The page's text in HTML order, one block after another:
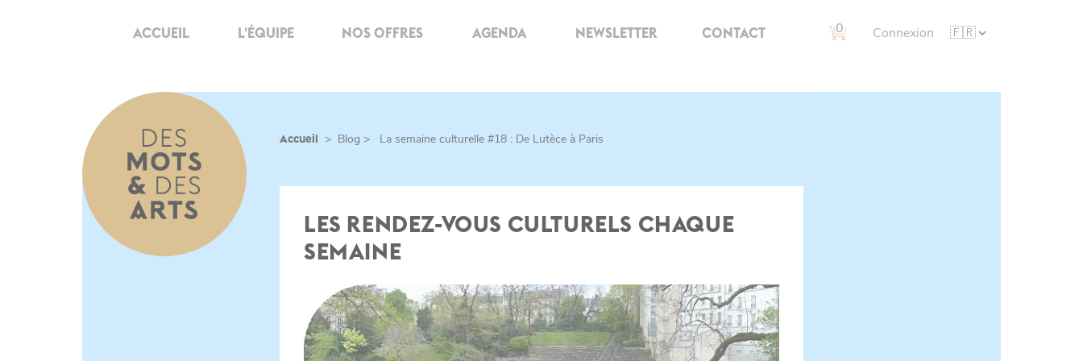
ACCUEIL L'ÉQUIPE NOS OFFRES AGENDA NEWSLETTER CONTACT 0 Connexion
Accueil > Blog > La semaine culturelle #18 : De Lutèce à Paris
LES RENDEZ-VOUS CULTURELS CHAQUE
SEMAINE